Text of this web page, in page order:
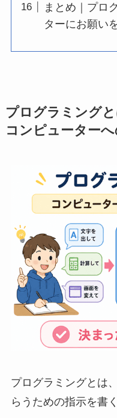
まとめ｜プロ
ターにお願い
プログラミング
コンピューター
プログラミングとは
らうための指示を書